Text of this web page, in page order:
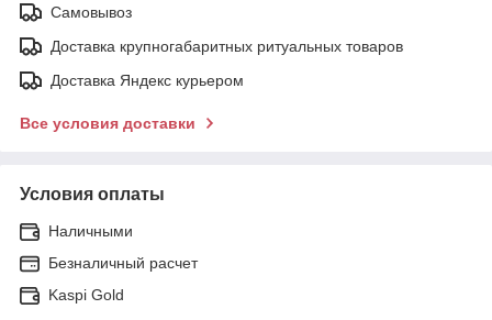
Самовывоз
Доставка крупногабаритных ритуальных товаров
Доставка Яндекс курьером
Все условия доставки
Условия оплаты
Наличными
Безналичный расчет
Kaspi Gold